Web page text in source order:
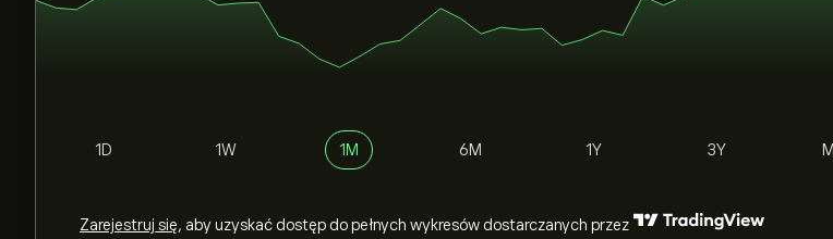
1D 1W 1M 6M 1Y 3Y
Zarejestruj się, aby uzyskać dostęp do pełnych wykresów dostarczanych przez